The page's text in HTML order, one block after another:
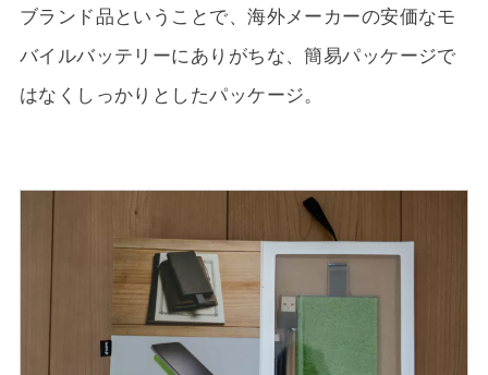
ブランド品ということで、海外メーカーの安価なモ
バイルバッテリーにありがちな、簡易パッケージで
はなくしっかりとしたパッケージ。